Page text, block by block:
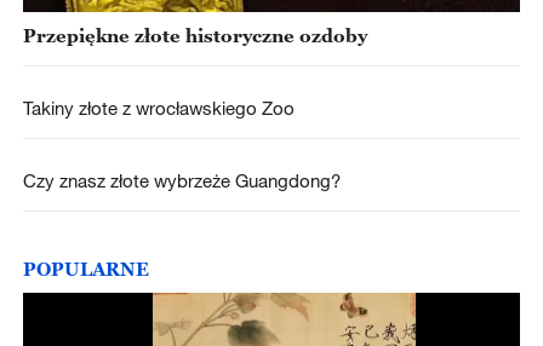
Przepiękne złote historyczne ozdoby
Takiny złote z wrocławskiego Zoo
Czy znasz złote wybrzeże Guangdong?
POPULARNE